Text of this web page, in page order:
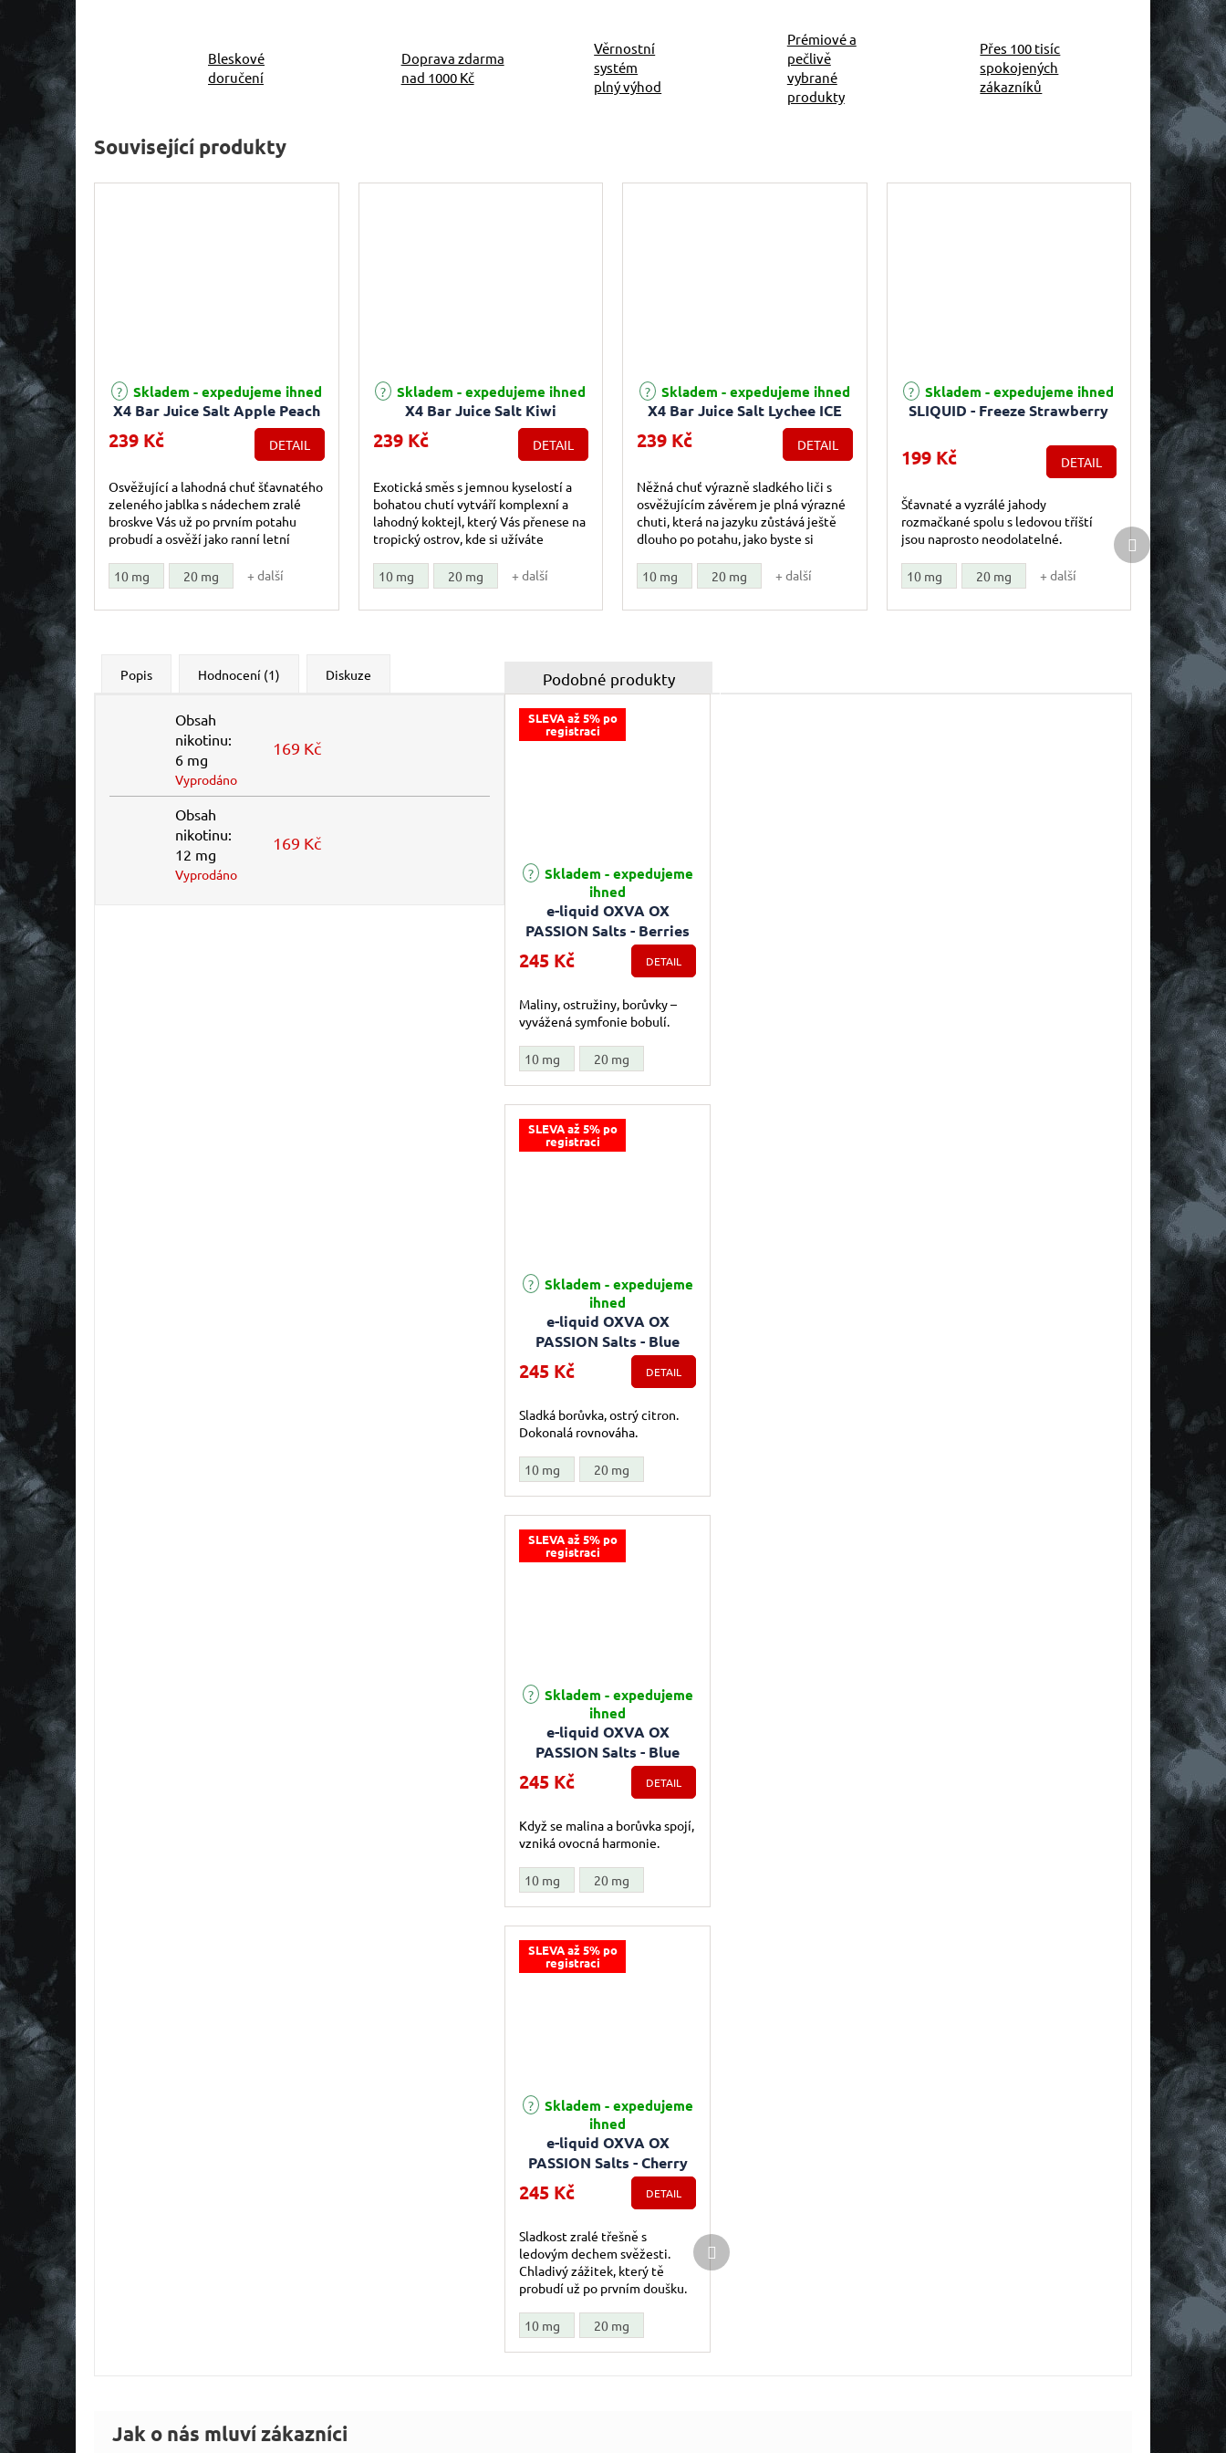
Bleskové
doručení
Doprava zdarma
nad 1000 Kč
Věrnostní
systém
plný výhod
Prémiové a
pečlivě
vybrané
produkty
Přes 100 tisíc
spokojených
zákazníků
Související produkty
X4 Bar Juice Salt Apple Peach
(Jablko s broskví) 10ml
Průměrné hodnocení produktu je 2,0 z 5 hvězdiček.
Skladem - expedujeme ihned
239 Kč DETAIL
Osvěžující a lahodná chuť šťavnatého
zeleného jablka s nádechem zralé
broskve Vás už po prvním potahu
probudí a osvěží jako ranní letní
10 mg
20 mg + další
X4 Bar Juice Salt Kiwi
Passionfruit Guava (Kiwi,
marakuja a guava) 10ml
Skladem - expedujeme ihned
239 Kč DETAIL
Exotická směs s jemnou kyselostí a
bohatou chutí vytváří komplexní a
lahodný koktejl, který Vás přenese na
tropický ostrov, kde si užíváte
10 mg
20 mg + další
X4 Bar Juice Salt Lychee ICE
(Chladivé liči) 10ml
Průměrné hodnocení produktu je 5,0 z 5 hvězdiček.
Skladem - expedujeme ihned
239 Kč DETAIL
Něžná chuť výrazně sladkého liči s
osvěžujícím závěrem je plná výrazné
chuti, která na jazyku zůstává ještě
dlouho po potahu, jako byste si
10 mg
20 mg + další
SLIQUID - Freeze Strawberry
Skladem - expedujeme ihned
199 Kč DETAIL
Šťavnaté a vyzrálé jahody
rozmačkané spolu s ledovou tříští
jsou naprosto neodolatelné.
10 mg 20 mg + další
Další produkt
Popis Hodnocení (1) Diskuze
Obsah
nikotinu:
6 mg
Vyprodáno
169 Kč
Obsah
nikotinu:
12 mg
Vyprodáno
169 Kč
SLEVA až 5% po
registraci
e-liquid OXVA OX
PASSION Salts - Berries
Burst (Bobulovitá směs)
Průměrné hodnocení produktu je 5,0 z 5 hvězdiček.
Skladem - expedujeme
ihned
245 Kč DETAIL
Maliny, ostružiny, borůvky –
vyvážená symfonie bobulí.
10 mg 20 mg
SLEVA až 5% po
registraci
e-liquid OXVA OX
PASSION Salts - Blue
Citrus (Borůvka, citron)
Průměrné hodnocení produktu je 5,0 z 5 hvězdiček.
Skladem - expedujeme
ihned
245 Kč DETAIL
Sladká borůvka, ostrý citron.
Dokonalá rovnováha.
10 mg 20 mg
SLEVA až 5% po
registraci
e-liquid OXVA OX
PASSION Salts - Blue
Sour Razz (Borůvka,
malina) 10ml
Průměrné hodnocení produktu je 5,0 z 5 hvězdiček.
Skladem - expedujeme
ihned
245 Kč DETAIL
Když se malina a borůvka spojí,
vzniká ovocná harmonie.
10 mg 20 mg
SLEVA až 5% po
registraci
e-liquid OXVA OX
PASSION Salts - Cherry
Fizz (Chladivá třešeň)
Průměrné hodnocení produktu je 5,0 z 5 hvězdiček.
Skladem - expedujeme
ihned
245 Kč DETAIL
Sladkost zralé třešně s
ledovým dechem svěžesti.
Chladivý zážitek, který tě
probudí už po prvním doušku.
10 mg 20 mg
Další produkt